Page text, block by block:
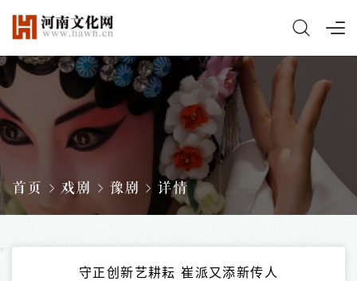
首页 戏剧 豫剧 详情
守正创新艺耕耘 崔派又添新传人